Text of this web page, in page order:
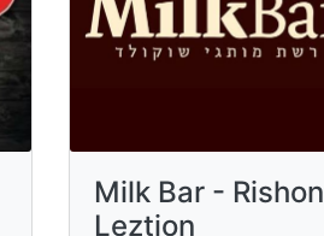
Milk Bar - Rishon
Leztion